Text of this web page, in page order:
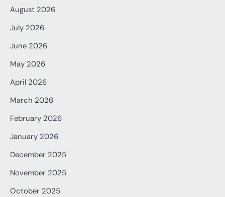
August 2026
July 2026
June 2026
May 2026
April 2026
March 2026
February 2026
January 2026
December 2025
November 2025
October 2025